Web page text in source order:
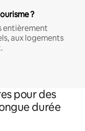
?
entièrement
aux logements
pour des
durée